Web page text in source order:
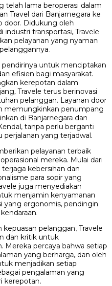
telah lama beroperasi dalam
Travel dari Banjarnegara ke
door. Didukung oleh
transportasi, Travele
pelayanan yang nyaman
pendirinya untuk menciptakan
efisien bagi masyarakat.
kerepotan dalam
Travele terus berinovasi
pelanggan. Layanan door
memungkinkan penumpang
di Banjarnegara dan
tanpa perlu berganti
yang terjadwal.
pelayanan terbaik
mereka. Mulai dari
kebersihan dan
para sopir yang
juga menyediakan
menjamin kenyamanan
yang ergonomis, pendingin
pelanggan, Travele
dan kritik untuk
Mereka percaya bahwa setiap
yang berharga, dan oleh
menjadikan setiap
pengalaman yang
kerepotan.